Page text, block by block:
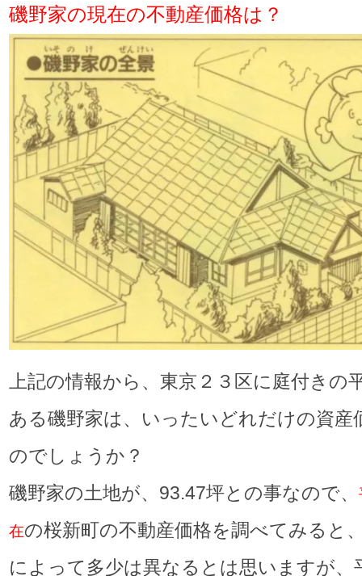
磯野家の現在の不動産価格は？
上記の情報から、東京２３区に庭付きの
ある磯野家は、いったいどれだけの資産
のでしょうか？
磯野家の土地が、93.47坪との事なので、
在の桜新町の不動産価格を調べてみると
によって多少は異なるとは思いますが、